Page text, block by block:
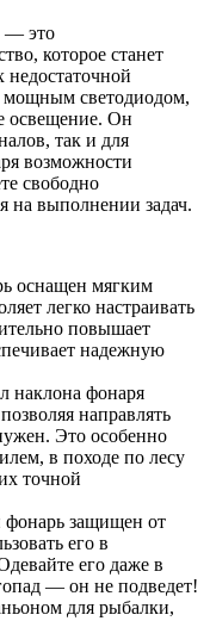
— это
которое станет
мощным светодиодом,
освещение. Он
так и для
возможности
свободно
на выполнении задач.
оснащен мягким
легко настраивать
повышает
надежную
наклона фонаря
направлять
Это особенно
в походе по лесу
точной
фонарь защищен от
его в
его даже в
— он не подведет!
для рыбалки,